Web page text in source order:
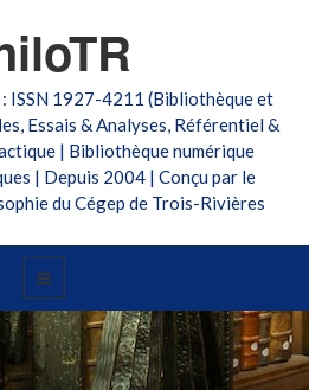
ISSN 1927-4211 (Bibliothèque et
Essais & Analyses, Référentiel &
| Bibliothèque numérique
| Depuis 2004 | Conçu par le
du Cégep de Trois-Rivières